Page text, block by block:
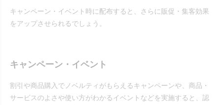
キャンペーン・イベント時に配布すると、さらに販促・集客効果
をアップさせられるでしょう。
キャンペーン・イベント
割引や商品購入でノベルティがもらえるキャンペーンや、商品・
サービスのよさや使い方がわかるイベントなどを実施すると、認